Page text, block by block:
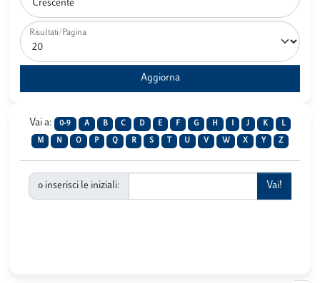
Risultati/Pagina
Vai a: 0-9 A B C D E F G H J K L
M N O P Q R S U V W X Y Z
o inserisci le iniziali: